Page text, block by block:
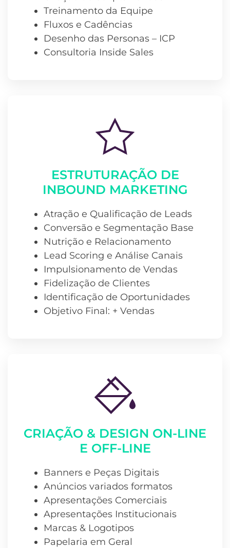
Treinamento da Equipe
Fluxos e Cadências
Desenho das Personas – ICP
Consultoria Inside Sales
ESTRUTURAÇÃO DE
INBOUND MARKETING
Atração e Qualificação de Leads
Conversão e Segmentação Base
Nutrição e Relacionamento
Lead Scoring e Análise Canais
Impulsionamento de Vendas
Fidelização de Clientes
Identificação de Oportunidades
Objetivo Final: + Vendas
CRIAÇÃO & DESIGN ON-LINE
E OFF-LINE
Banners e Peças Digitais
Anúncios variados formatos
Apresentações Comerciais
Apresentações Institucionais
Marcas & Logotipos
Papelaria em Geral